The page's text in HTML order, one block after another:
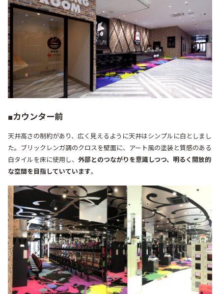
■カウンター前
天井高さの制約があり、広く見えるように天井はシンプルに白としまし
た。ブリックレンガ調のクロスを壁面に、アート風の塗装と質感のある
白タイルを床に使用し、 外部とのつながりを意識しつつ、明るく開放的
な空間を目指していています。